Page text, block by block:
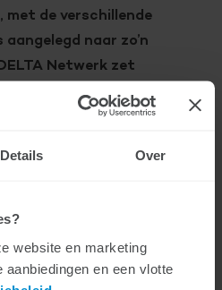
Details Over
website en marketing
en een vlotte
met de verschillende
naar zo’n
Netwerk zet
naar klanten
het
in Groningen voort.
en bedrijven.